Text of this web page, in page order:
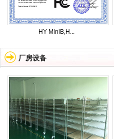
HY-MiniB,H...
厂房设备